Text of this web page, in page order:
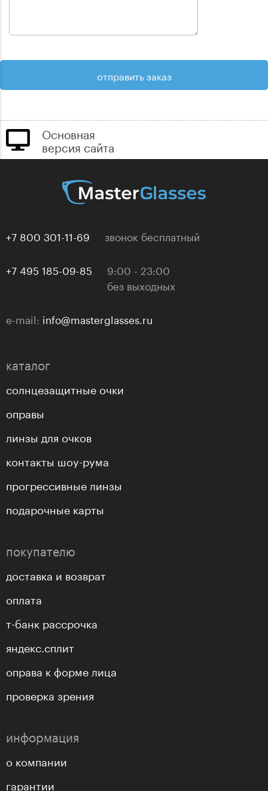
Основная
версия сайта
+7 800 301-11-69 звонок бесплатный
+7 495 185-09-85
9:00 - 23:00
без выходных
e-mail: info@masterglasses.ru
каталог
солнцезащитные очки
оправы
линзы для очков
контакты шоу-рума
прогрессивные линзы
подарочные карты
покупателю
доставка и возврат
оплата
т-банк рассрочка
яндекс.сплит
оправа к форме лица
проверка зрения
информация
о компании
гарантии